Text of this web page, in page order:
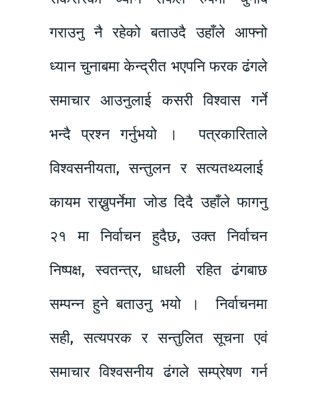
गराउनु नै रहेको बताउदै उहाँले आफ्नो
ध्यान चुनाबमा केन्द्रीत भएपनि फरक ढंगले
समाचार आउनुलाई कसरी विश्वास गर्ने
भन्दै प्रश्न गर्नुभयो । पत्रकारिताले
विश्वसनीयता, सन्तुलन र सत्यतथ्यलाई
कायम राख्नुपर्नेमा जोड दिदै उहाँले फागनु
२१ मा निर्वाचन हुदैछ, उक्त निर्वाचन
निष्पक्ष, स्वतन्त्र, धाधली रहित ढंगबाछ
सम्पन्न हुने बताउनु भयो । निर्वाचनमा
सही, सत्यपरक र सन्तुलित सूचना एवं
समाचार विश्वसनीय ढंगले सम्प्रेषण गर्न